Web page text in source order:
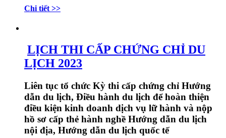
Chi tiết >>
LỊCH THI CẤP CHỨNG CHỈ DU
LỊCH 2023
Liên tục tổ chức Kỳ thi cấp chứng chỉ Hướng
dẫn du lịch, Điều hành du lịch để hoàn thiện
điều kiện kinh doanh dịch vụ lữ hành và nộp
hồ sơ cấp thẻ hành nghề Hướng dẫn du lịch
nội địa, Hướng dẫn du lịch quốc tế